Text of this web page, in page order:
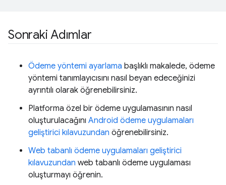
Sonraki Adımlar
Ödeme yöntemi ayarlama başlıklı makalede, ödeme
yöntemi tanımlayıcısını nasıl beyan edeceğinizi
ayrıntılı olarak öğrenebilirsiniz.
Platforma özel bir ödeme uygulamasının nasıl
oluşturulacağını Android ödeme uygulamaları
geliştirici kılavuzundan öğrenebilirsiniz.
Web tabanlı ödeme uygulamaları geliştirici
kılavuzundan web tabanlı ödeme uygulaması
oluşturmayı öğrenin.